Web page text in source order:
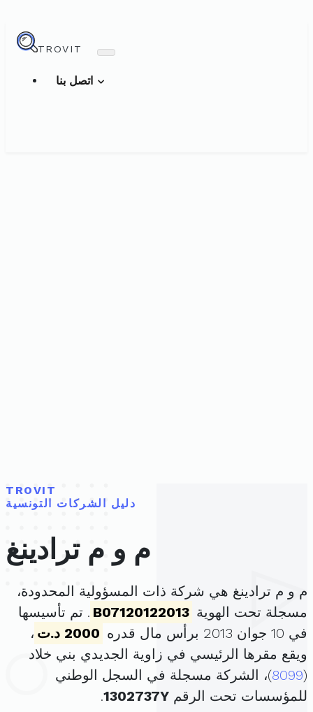
TROVIT
TROVIT
دليل الشركات التونسية
م و م ترادينغ
م و م ترادينغ هي شركة ذات المسؤولية المحدودة،
مسجلة تحت الهوية B07120122013 . تم تأسيسها
في 10 جوان 2013 برأس مال قدره
2000 د.ت
،
ويقع مقرها الرئيسي في زاوية الجديدي بني خلاد
(
8099)، الشركة مسجلة في السجل الوطني
للمؤسسات تحت الرقم 1302737Y
.